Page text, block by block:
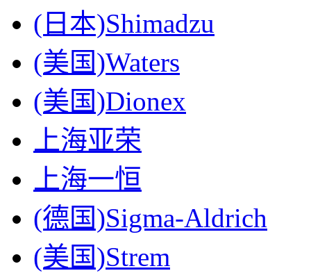
(日本)Shimadzu
(美国)Waters
(美国)Dionex
上海亚荣
上海一恒
(德国)Sigma-Aldrich
(美国)Strem